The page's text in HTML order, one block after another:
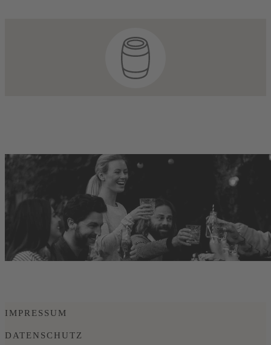
IMPRESSUM
DATENSCHUTZ